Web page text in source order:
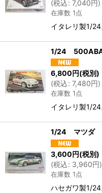
(税込: 7,040円)
在庫数 1点
イタレリ製1/24
1/24
6,800円(税別)
(税込: 7,480円)
在庫数 1点
イタレリ製1/24
1/24 マツダ
3,600円(税別)
(税込: 3,960円)
在庫数 1点
ハセガワ製1/24